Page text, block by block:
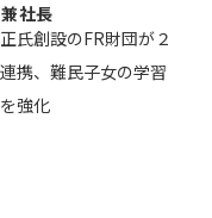
社長
氏創設のFR財団が２
携、難民子女の学習
強化